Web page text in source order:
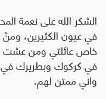
الشكر الله على نعمة
في عيون الكثيرين،
خاص عائلتي ومن
في كركوك وبطريرك في
واني ممتن لهم.